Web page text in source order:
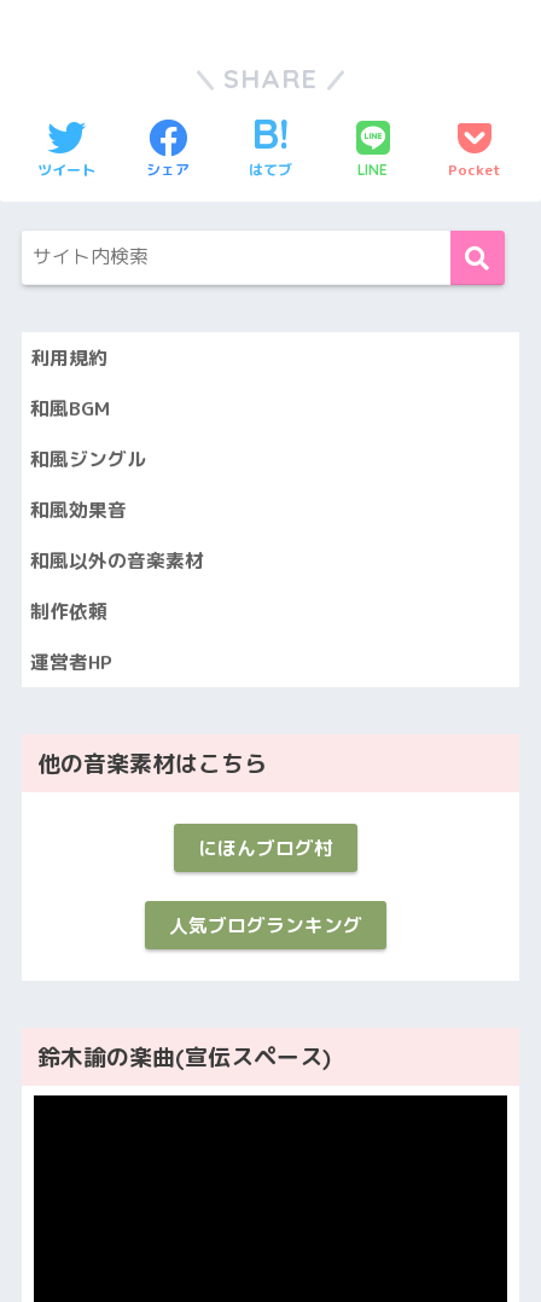
SHARE
ツイート シェア はてブ LINE Pocket
利用規約
和風BGM
和風ジングル
和風効果音
和風以外の音楽素材
制作依頼
運営者HP
他の音楽素材はこちら
にほんブログ村
人気ブログランキング
鈴木諭の楽曲(宣伝スペース)